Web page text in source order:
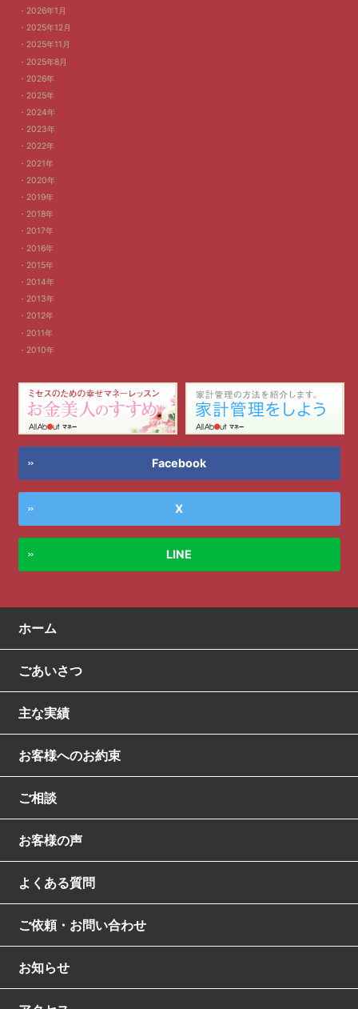
2026年1月
2025年12月
2025年11月
2025年8月
2026年
2025年
2024年
2023年
2022年
2021年
2020年
2019年
2018年
2017年
2016年
2015年
2014年
2013年
2012年
2011年
2010年
Facebook
X
LINE
ホーム
ごあいさつ
主な実績
お客様へのお約束
ご相談
お客様の声
よくある質問
ご依頼・お問い合わせ
お知らせ